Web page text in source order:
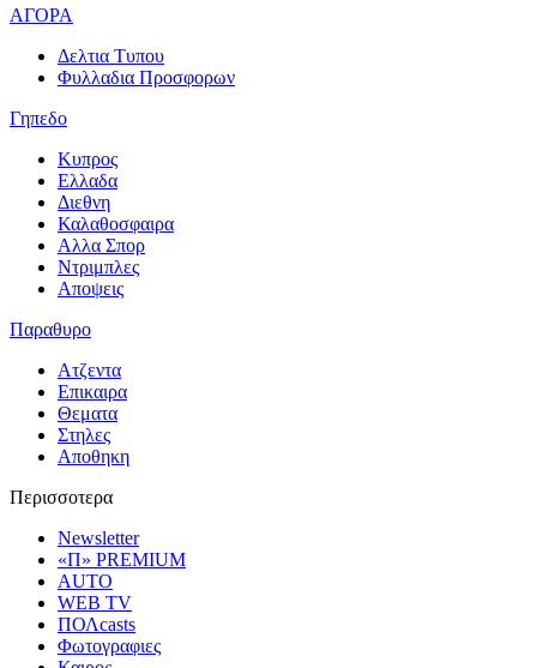
ΑΓΟΡΑ
Δελτια Τυπου
Φυλλαδια Προσφορων
Γηπεδο
Κυπρος
Ελλαδα
Διεθνη
Καλαθοσφαιρα
Αλλα Σπορ
Ντριμπλες
Αποψεις
Παραθυρο
Ατζεντα
Επικαιρα
Θεματα
Στηλες
Αποθηκη
Περισσοτερα
Newsletter
«Π» PREMIUM
AUTO
WEB TV
ΠΟΛcasts
Φωτογραφιες